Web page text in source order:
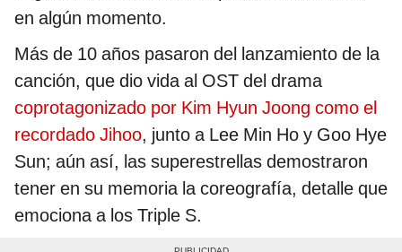
en algún momento.
Más de 10 años pasaron del lanzamiento de la
canción, que dio vida al OST del drama
coprotagonizado por Kim Hyun Joong como el
recordado Jihoo, junto a Lee Min Ho y Goo Hye
Sun; aún así, las superestrellas demostraron
tener en su memoria la coreografía, detalle que
emociona a los Triple S.